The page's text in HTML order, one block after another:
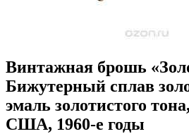
Винтажная брошь
Бижутерный сплав
эмаль золотистого
США, 1960-е годы